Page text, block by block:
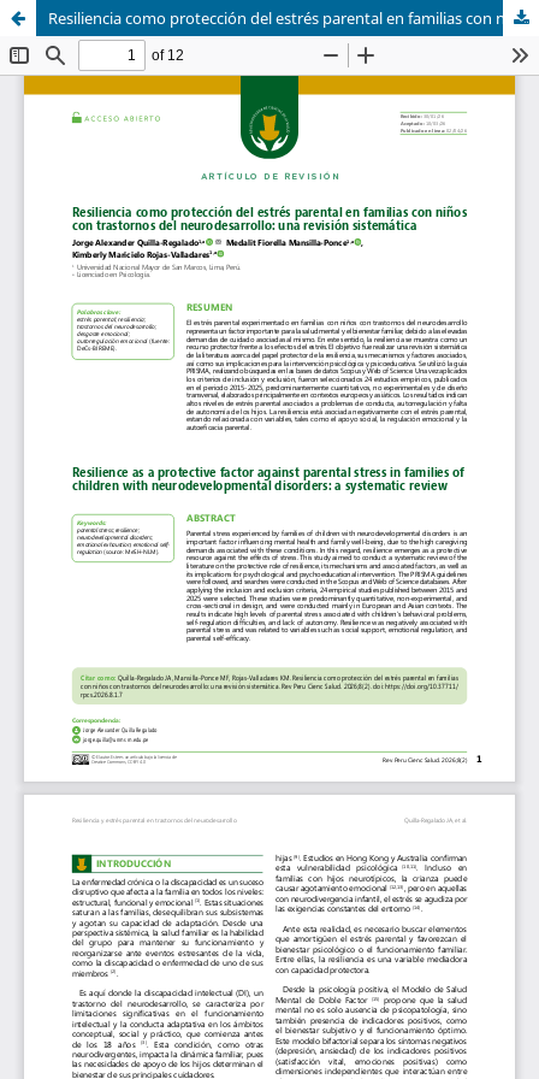
Resiliencia como protección del estrés parental en familias con niños con trastornos del neurodesarrollo: una revisión sistemática